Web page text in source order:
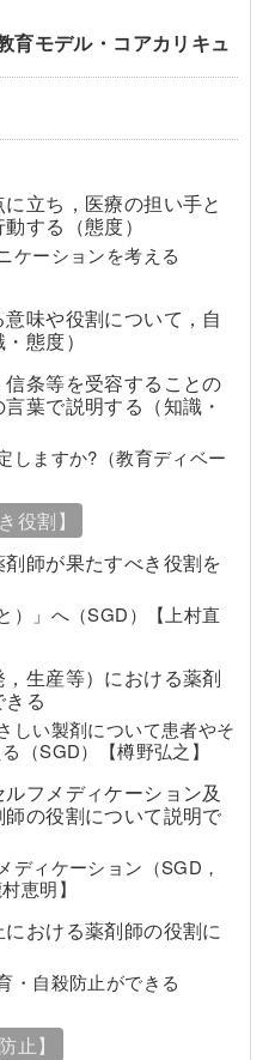
育モデル・コアカリキュ
立ち，医療の担い手と
する（態度）
ケーションを考える
味や役割について，自
態度）
条等を受容することの
葉で説明する（知識・
しますか?（教育ディベー
役割】
師が果たすべき役割を
）」へ（SGD）【上村直
生産等）における薬剤
る
しい製剤について患者やそ
（SGD）【樽野弘之】
フメディケーション及
の役割について説明で
ディケーション（SGD，
恵明】
おける薬剤師の役割に
・自殺防止ができる
止】